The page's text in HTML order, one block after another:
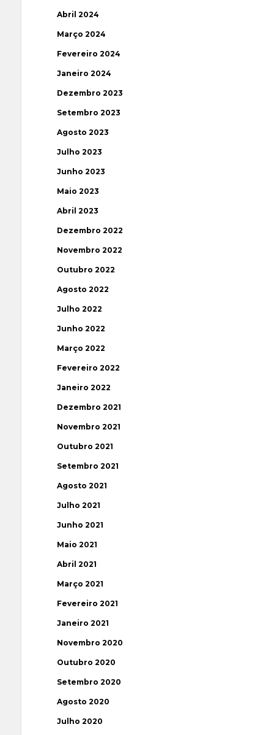
Abril 2024
Março 2024
Fevereiro 2024
Janeiro 2024
Dezembro 2023
Setembro 2023
Agosto 2023
Julho 2023
Junho 2023
Maio 2023
Abril 2023
Dezembro 2022
Novembro 2022
Outubro 2022
Agosto 2022
Julho 2022
Junho 2022
Março 2022
Fevereiro 2022
Janeiro 2022
Dezembro 2021
Novembro 2021
Outubro 2021
Setembro 2021
Agosto 2021
Julho 2021
Junho 2021
Maio 2021
Abril 2021
Março 2021
Fevereiro 2021
Janeiro 2021
Novembro 2020
Outubro 2020
Setembro 2020
Agosto 2020
Julho 2020